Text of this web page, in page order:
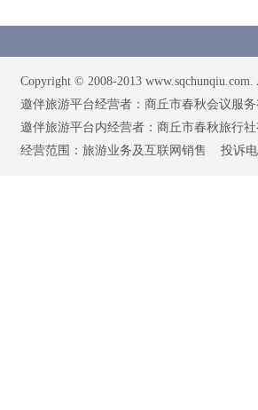
Copyright © 2008-2013
邀伴旅游平台经营者：商丘市春秋会议服
邀伴旅游平台内经营者：商丘市春秋旅行
经营范围：旅游业务及互联网销售 投诉